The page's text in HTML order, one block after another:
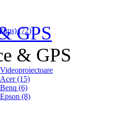
(72)
GPS
& GPS
Videoproiectoare
Acer (15)
Benq (6)
Epson (8)